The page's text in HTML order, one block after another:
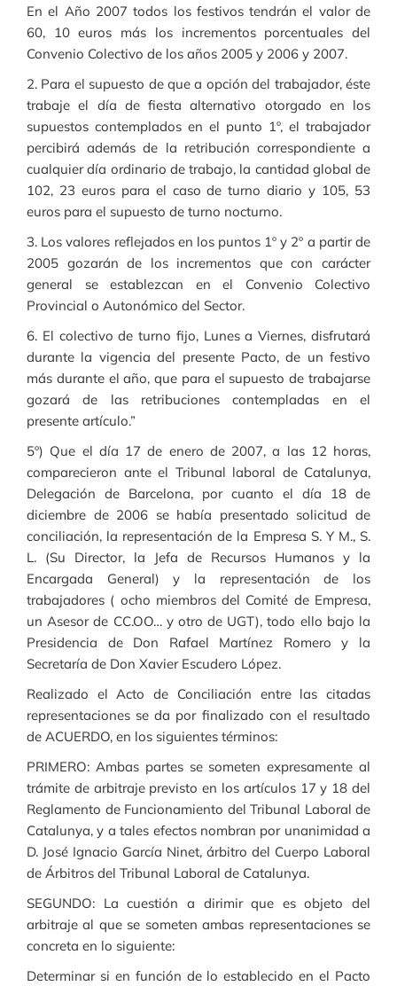
En el Año 2007 todos los festivos tendrán el valor de
60, 10 euros más los incrementos porcentuales del
Convenio Colectivo de los años 2005 y 2006 y 2007.
2. Para el supuesto de que a opción del trabajador, éste
trabaje el día de fiesta alternativo otorgado en los
supuestos contemplados en el punto 1º, el trabajador
percibirá además de la retribución correspondiente a
cualquier día ordinario de trabajo, la cantidad global de
102, 23 euros para el caso de turno diario y 105, 53
euros para el supuesto de turno nocturno.
3. Los valores reflejados en los puntos 1º y 2º a partir de
2005 gozarán de los incrementos que con carácter
general se establezcan en el Convenio Colectivo
Provincial o Autonómico del Sector.
6. El colectivo de turno fijo, Lunes a Viernes, disfrutará
durante la vigencia del presente Pacto, de un festivo
más durante el año, que para el supuesto de trabajarse
gozará de las retribuciones contempladas en el
presente artículo.”
5º) Que el día 17 de enero de 2007, a las 12 horas,
comparecieron ante el Tribunal laboral de Catalunya,
Delegación de Barcelona, por cuanto el día 18 de
diciembre de 2006 se había presentado solicitud de
conciliación, la representación de la Empresa S. Y M., S.
L. (Su Director, la Jefa de Recursos Humanos y la
Encargada General) y la representación de los
trabajadores ( ocho miembros del Comité de Empresa,
un Asesor de CC.OO… y otro de UGT), todo ello bajo la
Presidencia de Don Rafael Martínez Romero y la
Secretaría de Don Xavier Escudero López.
Realizado el Acto de Conciliación entre las citadas
representaciones se da por finalizado con el resultado
de ACUERDO, en los siguientes términos:
PRIMERO: Ambas partes se someten expresamente al
trámite de arbitraje previsto en los artículos 17 y 18 del
Reglamento de Funcionamiento del Tribunal Laboral de
Catalunya, y a tales efectos nombran por unanimidad a
D. José Ignacio García Ninet, árbitro del Cuerpo Laboral
de Árbitros del Tribunal Laboral de Catalunya.
SEGUNDO: La cuestión a dirimir que es objeto del
arbitraje al que se someten ambas representaciones se
concreta en lo siguiente:
Determinar si en función de lo establecido en el Pacto